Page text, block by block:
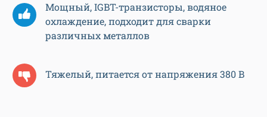
Мощный, IGBT-транзисторы, водяное
охлаждение, подходит для сварки
различных металлов
Тяжелый, питается от напряжения 380 В